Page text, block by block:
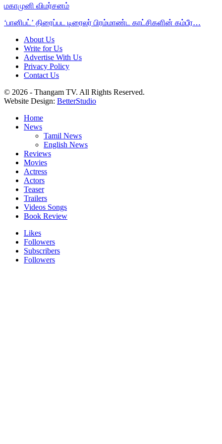
மகாமுனி விமர்சனம்
‘பானிபட்’ திரைப்பட டிரைலர் பிரம்மாண்ட காட்சிகளின் கம்பீர…
About Us
Write for Us
Advertise With Us
Privacy Policy
Contact Us
© 2026 - Thangam TV. All Rights Reserved.
Website Design: BetterStudio
Home
News
Tamil News
English News
Reviews
Movies
Actress
Actors
Teaser
Trailers
Videos Songs
Book Review
Likes
Followers
Subscribers
Followers